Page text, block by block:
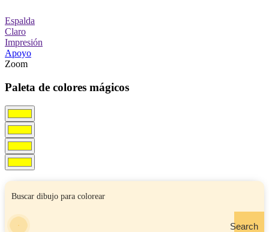
Espalda
Claro
Impresión
Apoyo
Zoom
Paleta de colores mágicos
Search